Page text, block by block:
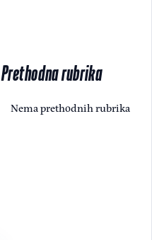
Prethodna rubrika
Nema prethodnih rubrika